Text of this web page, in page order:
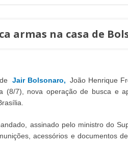
armas na casa de
Jair Bolsonaro, João Henrique
(8/7), nova operação de busca e
assinado pelo ministro do
acessórios e documentos